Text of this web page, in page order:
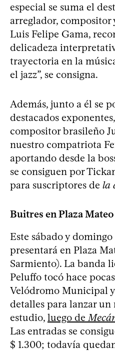
especial se suma el
arreglador,
Luis Felipe Gama,
delicadeza
trayectoria en la
el jazz”, se consigna.
Además, junto a él se
destacados
compositor brasileño
nuestro compatriota
aportando desde la
se consiguen por
para suscriptores de la
Buitres en Plaza Mateo
Este sábado y
presentará en Plaza
Sarmiento). La banda
Peluffo tocó hace
Velódromo Municipal
detalles para lanzar un
estudio, luego de
Las entradas se
$ 1.300; todavía